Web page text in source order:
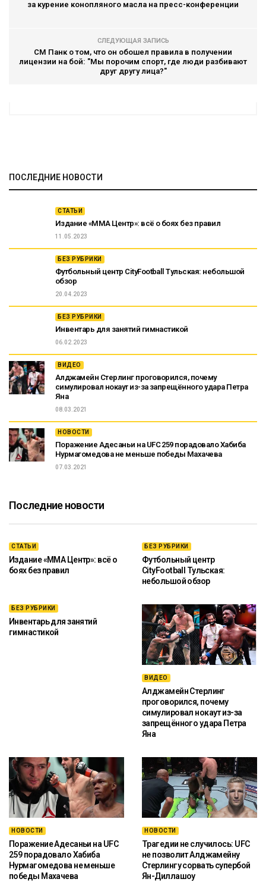
за курение конопляного масла на пресс-конференции
СЛЕДУЮЩАЯ ЗАПИСЬ
СМ Панк о том, что он обошел правила в получении
лицензии на бой: "Мы порочим спорт, где люди разбивают
друг другу лица?"
ПОСЛЕДНИЕ НОВОСТИ
СТАТЬИ
Издание «ММА Центр»: всё о боях без правил
11.05.2023
БЕЗ РУБРИКИ
Футбольный центр CityFootball Тульская: небольшой
обзор
20.04.2023
БЕЗ РУБРИКИ
Инвентарь для занятий гимнастикой
06.02.2023
ВИДЕО
Алджамейн Стерлинг проговорился, почему
симулировал нокаут из-за запрещённого удара Петра
Яна
08.03.2021
НОВОСТИ
Поражение Адесаньи на UFC 259 порадовало Хабиба
Нурмагомедова не меньше победы Махачева
07.03.2021
Последние новости
СТАТЬИ
Издание «ММА Центр»: всё о
боях без правил
БЕЗ РУБРИКИ
Футбольный центр
CityFootball Тульская:
небольшой обзор
БЕЗ РУБРИКИ
Инвентарь для занятий
гимнастикой
ВИДЕО
Алджамейн Стерлинг
проговорился, почему
симулировал нокаут из-за
запрещённого удара Петра
Яна
НОВОСТИ
Поражение Адесаньи на UFC
259 порадовало Хабиба
Нурмагомедова не меньше
победы Махачева
НОВОСТИ
Трагедии не случилось: UFC
не позволит Алджамейну
Стерлингу сорвать супербой
Ян-Диллашоу